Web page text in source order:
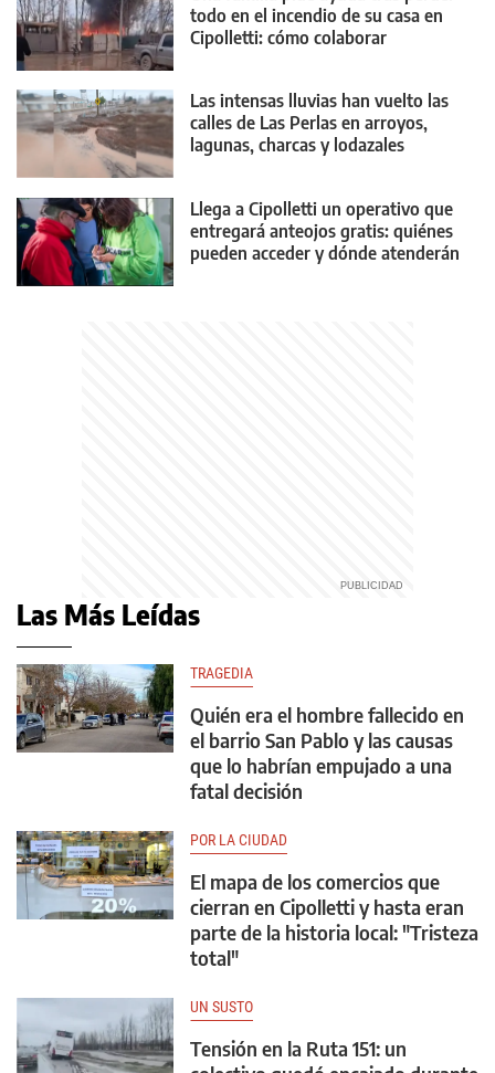
todo en el incendio de su casa en
Cipolletti: cómo colaborar
Las intensas lluvias han vuelto las
calles de Las Perlas en arroyos,
lagunas, charcas y lodazales
Llega a Cipolletti un operativo que
entregará anteojos gratis: quiénes
pueden acceder y dónde atenderán
Las Más Leídas
TRAGEDIA
Quién era el hombre fallecido en
el barrio San Pablo y las causas
que lo habrían empujado a una
fatal decisión
POR LA CIUDAD
El mapa de los comercios que
cierran en Cipolletti y hasta eran
parte de la historia local: "Tristeza
total"
UN SUSTO
Tensión en la Ruta 151: un